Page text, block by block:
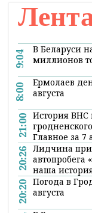
9:04
В Беларуси
миллионов
8:00
Ермолаев
августа
21:00 История
Главное за 7
20:26 Лидчина
автопробега
наша
20:20 Погода в
августа